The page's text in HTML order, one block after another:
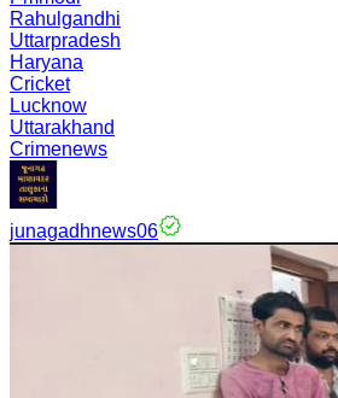
Rahulgandhi
Uttarpradesh
Haryana
Cricket
Lucknow
Uttarakhand
Crimenews
junagadhnews06